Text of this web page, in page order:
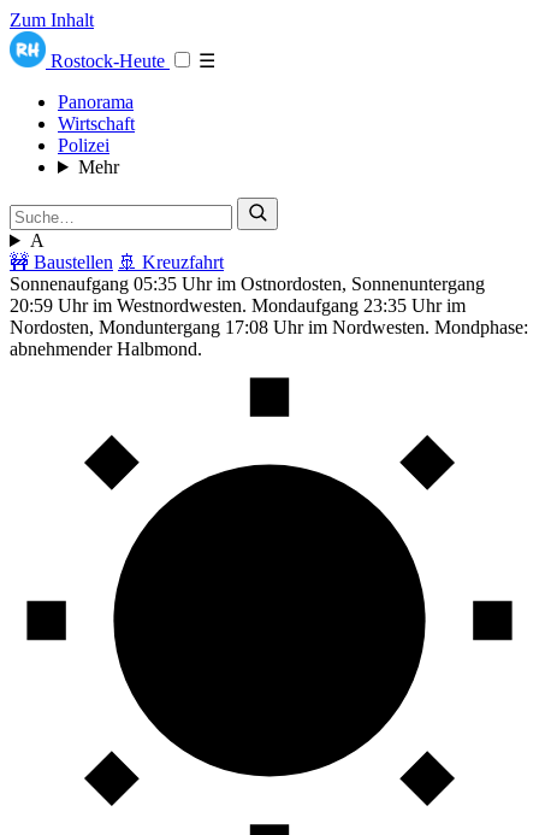
Zum Inhalt
Rostock-Heute
☰
Panorama
Wirtschaft
Polizei
Mehr
A
🚧 Baustellen 🚢 Kreuzfahrt
Sonnenaufgang 05:35 Uhr im Ostnordosten, Sonnenuntergang
20:59 Uhr im Westnordwesten. Mondaufgang 23:35 Uhr im
Nordosten, Monduntergang 17:08 Uhr im Nordwesten. Mondphase:
abnehmender Halbmond.